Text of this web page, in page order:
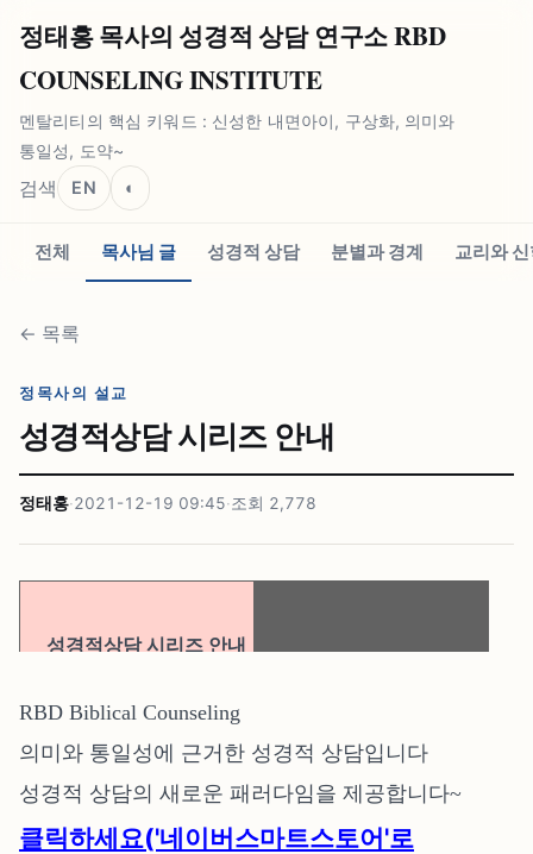
정태홍 목사의 성경적 상담 연구소 RBD
COUNSELING INSTITUTE
멘탈리티의 핵심 키워드 : 신성한 내면아이, 구상화, 의미와
통일성, 도약~
검색 EN ◐
전체 목사님 글 성경적 상담 분별과 경계 교리와
← 목록
정목사의 설교
성경적상담 시리즈 안내
정태홍·2021-12-19 09:45·조회 2,778
성경적상담 시리즈 안내
RBD Biblical Counseling
의미와 통일성에 근거한 성경적 상담입니다
성경적 상담의 새로운 패러다임을 제공합니다~
클릭하세요('네이버스마트스토어'로